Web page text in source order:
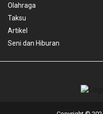
Olahraga
Taksu
Artikel
Seni dan Hiburan